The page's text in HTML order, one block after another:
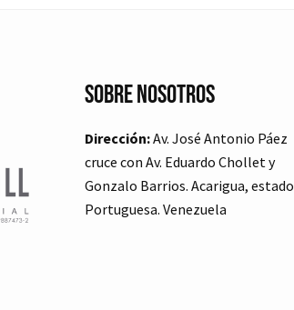
Sobre Nosotros
Dirección:Av. José Antonio Páez
cruce con Av. Eduardo Chollet y
Gonzalo Barrios. Acarigua, estado
Portuguesa. Venezuela